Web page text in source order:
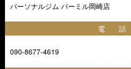
パーソナルジム パーミル岡崎店
電 話
090-8677-4619